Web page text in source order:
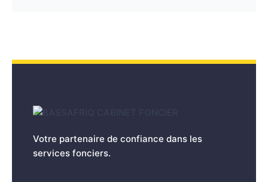
Votre partenaire de confiance dans les
services fonciers.